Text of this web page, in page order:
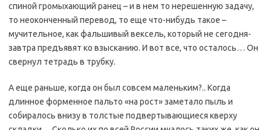
спиной громыхающий ранец – и в нем то нерешенную задачу,
то неоконченный перевод, то еще что-нибудь такое –
мучительное, как фальшивый вексель, который не сегодня-
завтра предъявят ко взысканию. И вот все, что осталось… Он
свернул тетрадь в трубку.
А еще раньше, когда он был совсем маленьким?.. Когда
длинное форменное пальто «на рост» заметало пыль и
собиралось внизу в толстые подвертывающиеся кверху